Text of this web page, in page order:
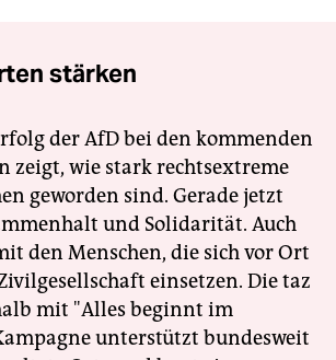
stärken
der AfD bei den kommenden
zeigt, wie stark rechtsextreme
geworden sind. Gerade jetzt
und Solidarität. Auch
den Menschen, die sich vor Ort
einsetzen. Die taz
mit "Alles beginnt im
unterstützt bundesweit